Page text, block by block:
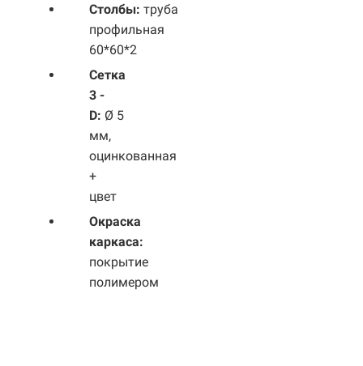
Столбы: труба
профильная
60*60*2
Сетка
3 -
D: Ø 5
мм,
оцинкованная
+
цвет
Окраска
каркаса:
покрытие
полимером